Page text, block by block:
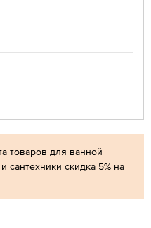
товаров для ванной
сантехники скидка 5% на